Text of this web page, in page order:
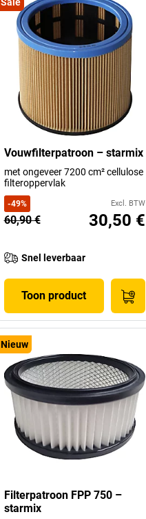
Sale
Vouwfilterpatroon – starmix
met ongeveer 7200 cm² cellulose
filteroppervlak
-49% Excl. BTW
60,90 € 30,50 €
Snel leverbaar
Toon product
Nieuw
Filterpatroon FPP 750 –
starmix